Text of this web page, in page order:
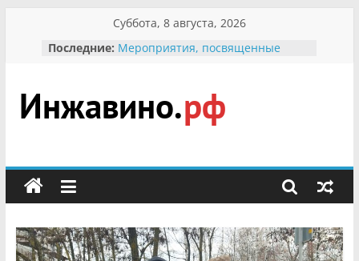
содержимому
Суббота, 8 августа, 2026
Последние: Мероприятия, посвященные
гражданин Инжавинского округа»
участнице Великой
Отечественной, фронтовичке
Безопасность в сети Интернет
мероприятии «Сохраним
первоцветы!»
В вольере Воронинского
заповедника родились крапчатые
Инжавино.рф
сельский
портал